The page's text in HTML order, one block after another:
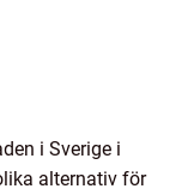
i Sverige i
alternativ för